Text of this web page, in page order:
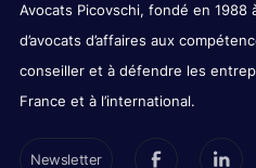
Avocats Picovschi, fondé en 1988
d’avocats d’affaires aux
conseiller et à défendre les
France et à l’international.
Newsletter